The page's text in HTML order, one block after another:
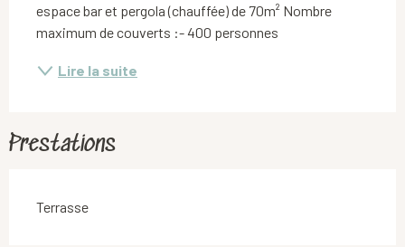
espace bar et pergola (chauffée) de 70m² Nombre
maximum de couverts :- 400 personnes
Lire la suite
Prestations
Terrasse